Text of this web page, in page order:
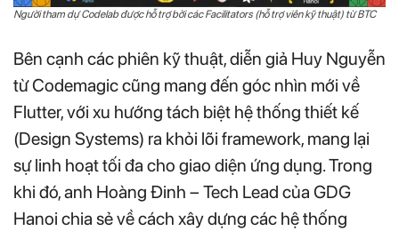
Người tham dự Codelab được hỗ trợ bởi các Facilitators (hỗ trợ viên kỹ thuật) từ BTC
Bên cạnh các phiên kỹ thuật, diễn giả Huy Nguyễn
từ Codemagic cũng mang đến góc nhìn mới về
Flutter, với xu hướng tách biệt hệ thống thiết kế
(Design Systems) ra khỏi lõi framework, mang lại
sự linh hoạt tối đa cho giao diện ứng dụng. Trong
khi đó, anh Hoàng Đinh – Tech Lead của GDG
Hanoi chia sẻ về cách xây dựng các hệ thống